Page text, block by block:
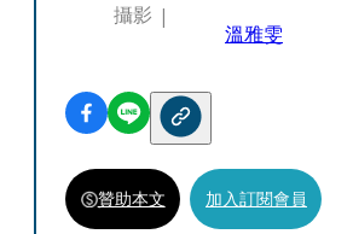
攝影
溫雅雯
贊助本文 加入訂閱會員